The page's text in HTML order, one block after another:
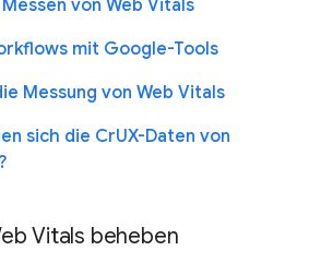
von Web Vitals
mit Google-Tools
Messung von Web Vitals
sich die CrUX-Daten von
Vitals beheben